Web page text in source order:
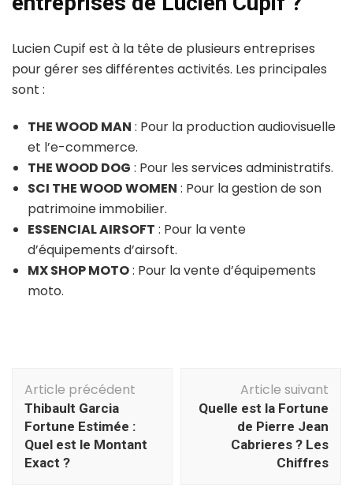
Lucien Cupif est à la tête de plusieurs entreprises
pour gérer ses différentes activités. Les principales
sont :
THE WOOD MAN : Pour la production audiovisuelle
et l’e-commerce.
THE WOOD DOG : Pour les services administratifs.
SCI THE WOOD WOMEN : Pour la gestion de son
patrimoine immobilier.
ESSENCIAL AIRSOFT : Pour la vente
d’équipements d’airsoft.
MX SHOP MOTO: Pour la vente d’équipements
moto.
Navigation
d'article
Article précédent
Thibault Garcia
Fortune Estimée :
Quel est le Montant
Exact ?
Article suivant
Quelle est la Fortune
de Pierre Jean
Cabrieres ? Les
Chiffres